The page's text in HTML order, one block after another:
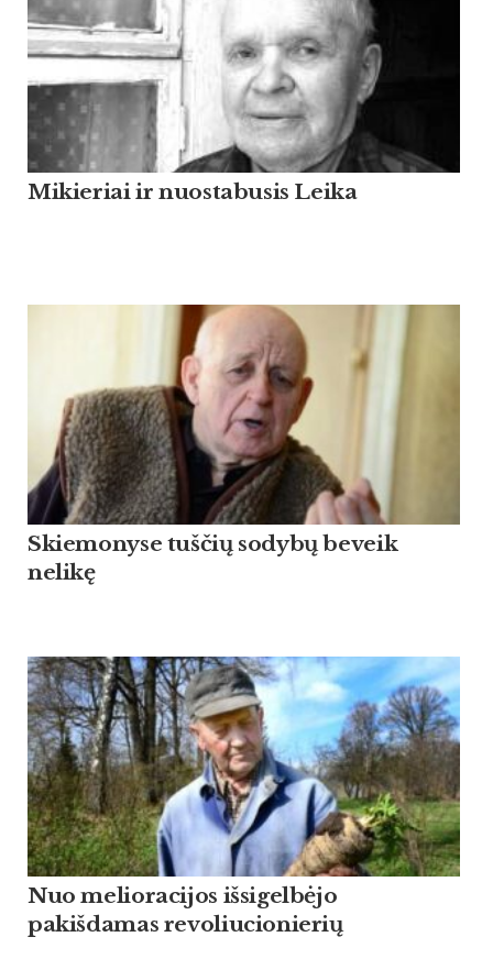
Mikieriai ir nuostabusis Leika
Skiemonyse tuščių sodybų beveik
nelikę
Nuo melioracijos išsigelbėjo
pakišdamas revoliucionierių